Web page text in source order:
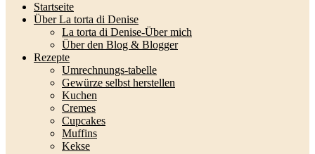
Startseite
Über La torta di Denise
La torta di Denise-Über mich
Über den Blog & Blogger
Rezepte
Umrechnungs-tabelle
Gewürze selbst herstellen
Kuchen
Cremes
Cupcakes
Muffins
Kekse